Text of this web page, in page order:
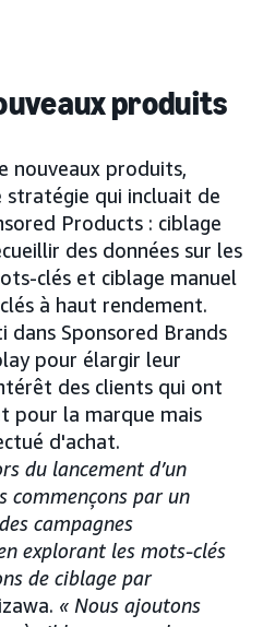
produits
nouveaux produits,
stratégie qui incluait de
Products : ciblage
des données sur les
clés et ciblage manuel
à haut rendement.
dans Sponsored Brands
pour élargir leur
des clients qui ont
pour la marque mais
d'achat.
du lancement d’un
commençons par un
campagnes
explorant les mots-clés
de ciblage par
« Nous ajoutons